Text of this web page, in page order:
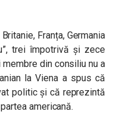
Franța, Germania
trei împotrivă și zece
din consiliu nu a
la Viena a spus că
politic și că reprezintă
americană.